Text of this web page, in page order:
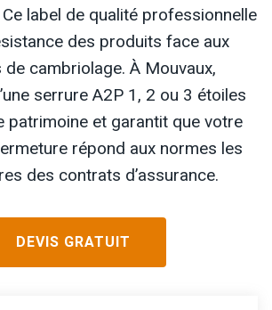
Ce label de qualité professionnelle
des produits face aux
de cambriolage. À Mouvaux,
serrure A2P 1, 2 ou 3 étoiles
patrimoine et garantit que votre
répond aux normes les
des contrats d’assurance.
DEVIS GRATUIT